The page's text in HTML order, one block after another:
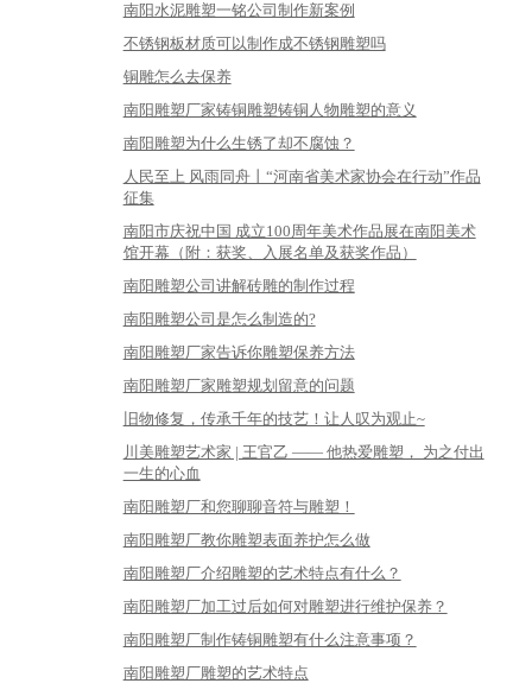
南阳水泥雕塑一铭公司制作新案例
不锈钢板材质可以制作成不锈钢雕塑吗
铜雕怎么去保养
南阳雕塑厂家铸铜雕塑铸铜人物雕塑的意义
南阳雕塑为什么生锈了却不腐蚀？
人民至上 风雨同舟丨“河南省美术家协会在行动”作品
征集
南阳市庆祝中国 成立100周年美术作品展在南阳美术
馆开幕（附：获奖、入展名单及获奖作品）
南阳雕塑公司讲解砖雕的制作过程
南阳雕塑公司是怎么制造的?
南阳雕塑厂家告诉你雕塑保养方法
南阳雕塑厂家雕塑规划留意的问题
旧物修复，传承千年的技艺！让人叹为观止~
川美雕塑艺术家 | 王官乙 —— 他热爱雕塑， 为之付出
一生的心血
南阳雕塑厂和您聊聊音符与雕塑！
南阳雕塑厂教你雕塑表面养护怎么做
南阳雕塑厂介绍雕塑的艺术特点有什么？
南阳雕塑厂加工过后如何对雕塑进行维护保养？
南阳雕塑厂制作铸铜雕塑有什么注意事项？
南阳雕塑厂雕塑的艺术特点